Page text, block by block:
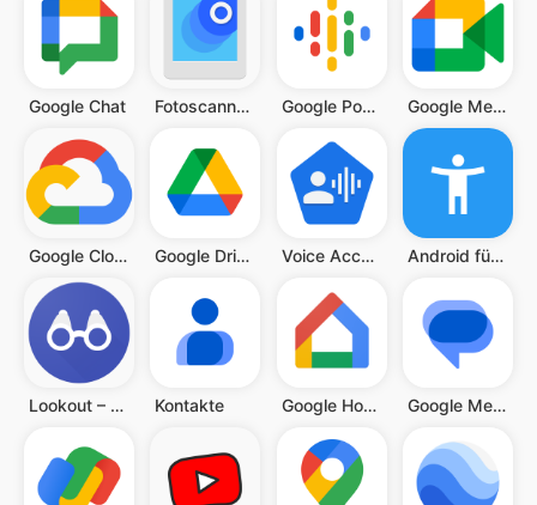
Google Chat Fotoscanner von Google Fotos Google Podcasts Google Meet
Google Cloud Google Drive Voice Access Android für Barrierefreiheit
Lookout – Unterstütztes Sehen Kontakte Google Home Google Messages